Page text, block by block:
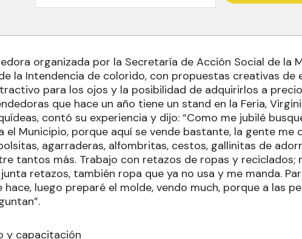
organizada por la Secretaría de Acción Social de la
la Intendencia de colorido, con propuestas creativas de
para los ojos y la posibilidad de adquirirlos a
que hace un año tiene un stand en la Feria,
contó su experiencia y dijo: “Como me jubilé
el Municipio, porque aquí se vende bastante, la gente me
agarraderas, alfombritas, cestos, gallinitas de
tantos más. Trabajo con retazos de ropas y reciclados;
retazos, también ropa que ya no usa y me manda.
hace, luego preparé el molde, vendo much, porque a las
y capacitación